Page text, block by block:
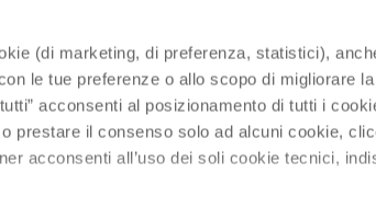
(di marketing, di preferenza, statistici),
le tue preferenze o allo scopo di migliorare
acconsenti al posizionamento di tutti i
prestare il consenso solo ad alcuni cookie,
acconsenti all’uso dei soli cookie tecnici,